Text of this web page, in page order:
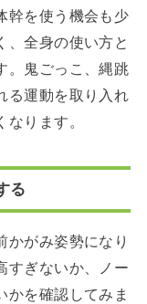
幹を使う機会も少
、全身の使い方と
。鬼ごっこ、縄跳
る運動を取り入れ
ります。
る
かがみ姿勢になり
すぎないか、ノー
かを確認してみま